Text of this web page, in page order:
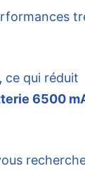
ce qui réduit
6500